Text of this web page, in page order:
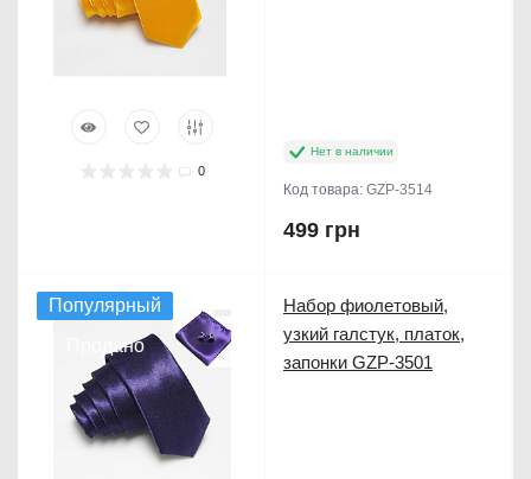
0
Нет в наличии
Код товара: GZP-3514
499 грн
Популярный
Продано
Набор фиолетовый,
узкий галстук, платок,
запонки GZP-3501